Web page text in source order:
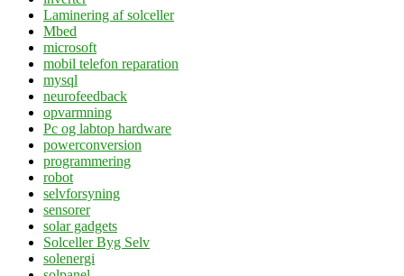
Laminering af solceller
Mbed
microsoft
mobil telefon reparation
mysql
neurofeedback
opvarmning
Pc og labtop hardware
powerconversion
programmering
robot
selvforsyning
sensorer
solar gadgets
Solceller Byg Selv
solenergi